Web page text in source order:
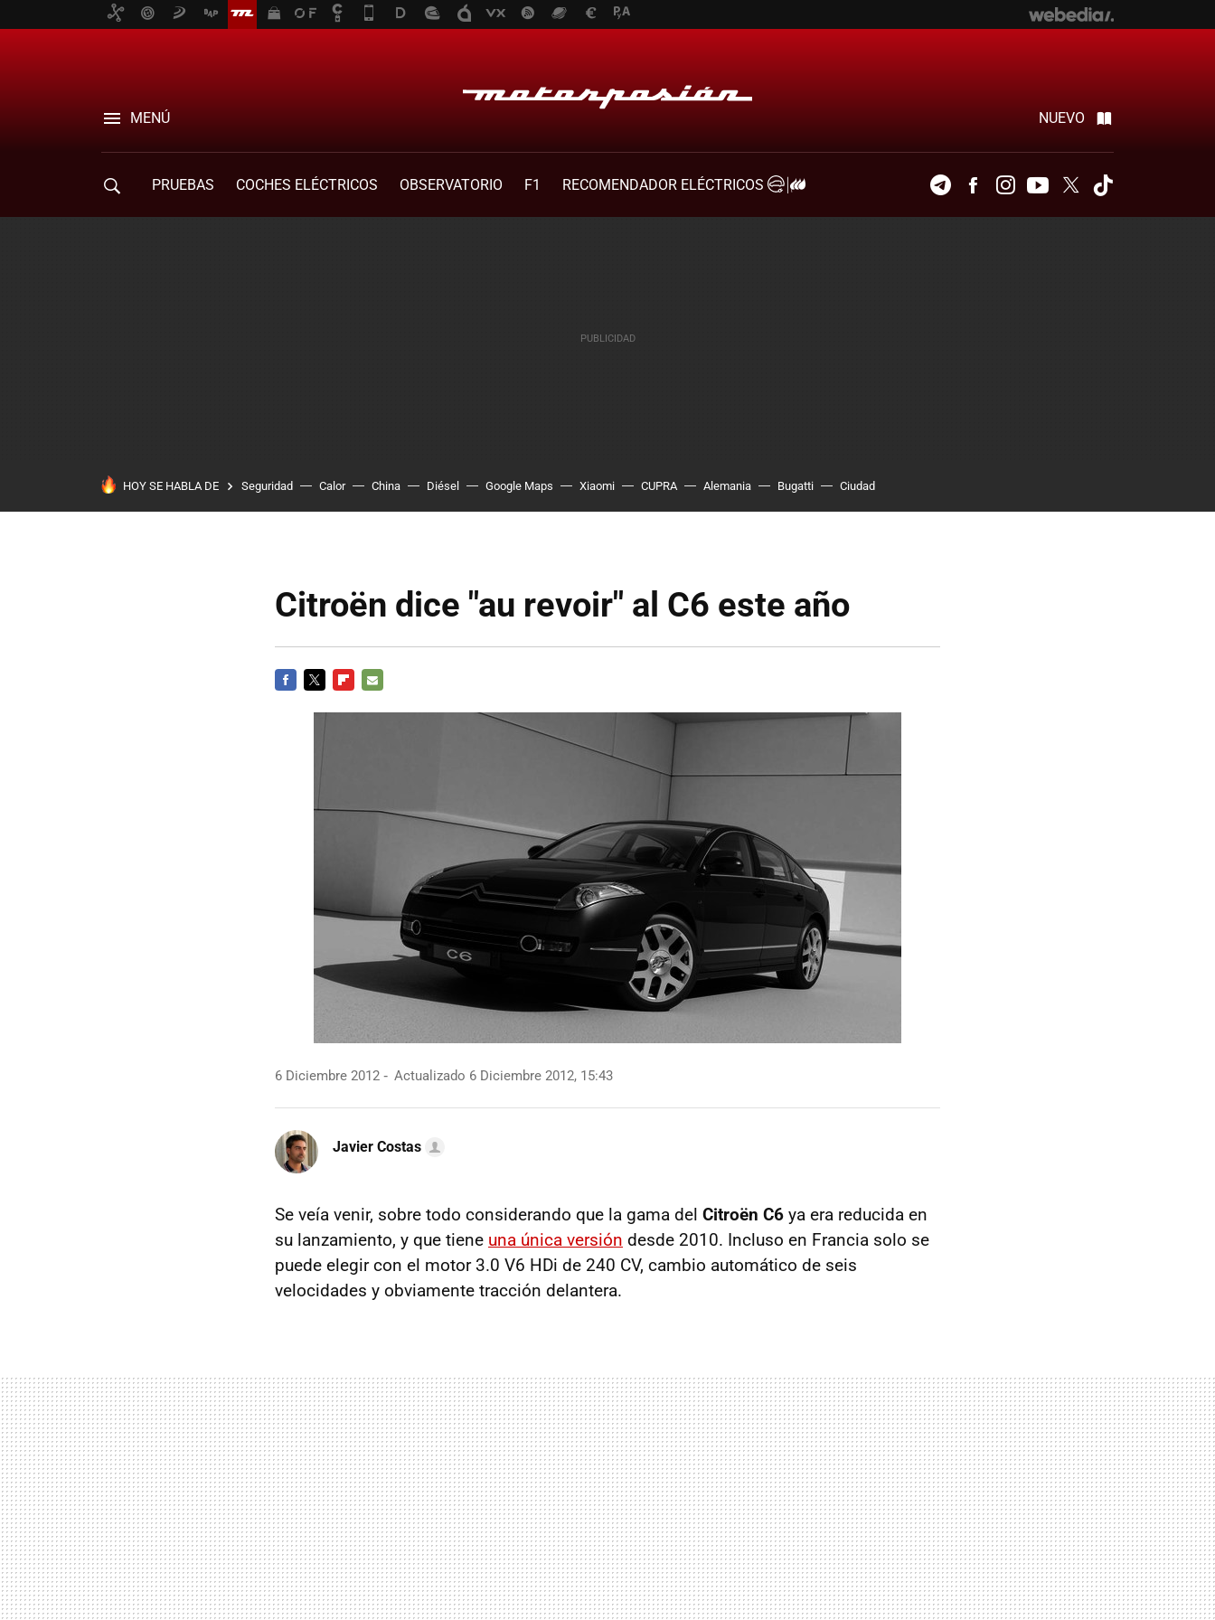
MENÚ NUEVO
PRUEBAS COCHES ELÉCTRICOS OBSERVATORIO F1
RECOMENDADOR ELÉCTRICOS
TelegramFacebookInstagramYoutubeTwitter
HOY SE HABLA DE Seguridad Calor China Diésel Google Maps Xiaomi CUPRA Alemania Bugatti Ciudad
Citroën dice "au revoir" al C6 este año
6 Diciembre 2012 Actualizado 6 Diciembre 2012, 15:43
Javier Costas
Se veía venir, sobre todo considerando que la gama del Citroën C6 ya era reducida en
su lanzamiento, y que tiene una única versión desde 2010. Incluso en Francia solo se
puede elegir con el motor 3.0 V6 HDi de 240 CV, cambio automático de seis
velocidades y obviamente tracción delantera.